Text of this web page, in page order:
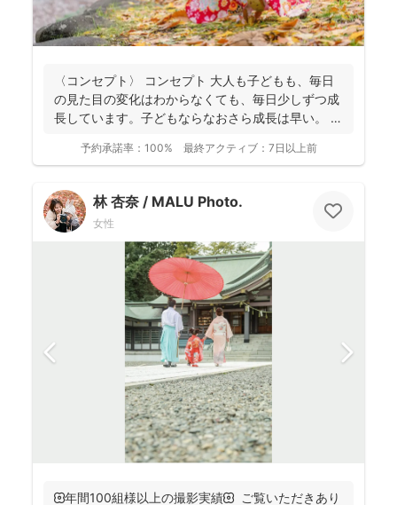
〈コンセプト〉 コンセプト 大人も子どもも、毎日
の見た目の変化はわからなくても、毎日少しずつ成
長しています。子どもならなおさら成長は早い。
予約承諾率： 100% 最終アクティブ： 7日以上前
林 杏奈 / MALU Photo.
女性
🌼年間100組様以上の撮影実績🌼 ご覧いただきあり